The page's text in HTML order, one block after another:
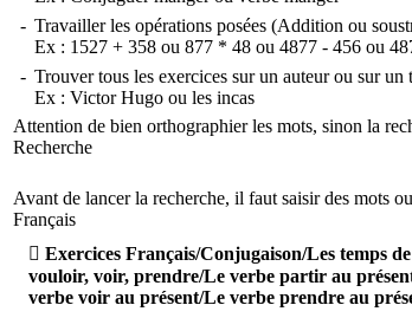
- Travailler les opérations posées (Addition ou
Ex : 1527 + 358 ou 877 * 48 ou 4877 - 456 ou
- Trouver tous les exercices sur un auteur ou sur un
Ex : Victor Hugo ou les incas
Attention de bien orthographier les mots, sinon la
Recherche
Avant de lancer la recherche, il faut saisir des mots
Français
 Exercices Français/Conjugaison/Les temps
vouloir, voir, prendre/Le verbe partir au
verbe voir au présent/Le verbe prendre au